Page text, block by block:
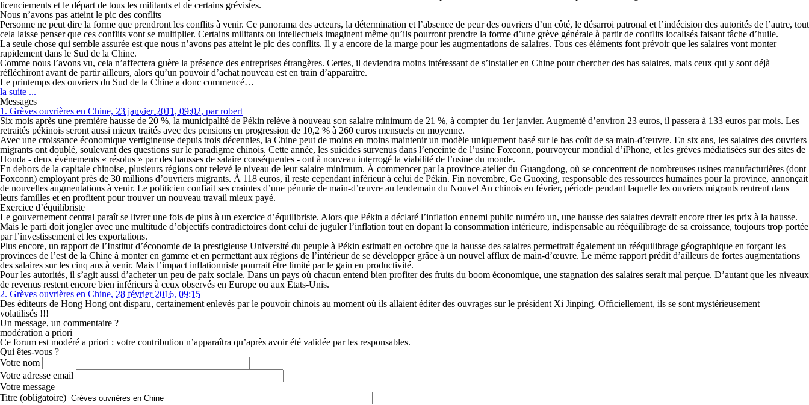
licenciements et le départ de tous les militants et de certains grévistes.
Nous n’avons pas atteint le pic des conflits
Personne ne peut dire la forme que prendront les conflits à venir. Ce panorama des acteurs, la détermination et l’absence de peur des ouvriers d’un côté, le désarroi patronal et l’indécision des autorités de l’autre, tout
cela laisse penser que ces conflits vont se multiplier. Certains militants ou intellectuels imaginent même qu’ils pourront prendre la forme d’une grève générale à partir de conflits localisés faisant tâche d’huile.
La seule chose qui semble assurée est que nous n’avons pas atteint le pic des conflits. Il y a encore de la marge pour les augmentations de salaires. Tous ces éléments font prévoir que les salaires vont monter
rapidement dans le Sud de la Chine.
Comme nous l’avons vu, cela n’affectera guère la présence des entreprises étrangères. Certes, il deviendra moins intéressant de s’installer en Chine pour chercher des bas salaires, mais ceux qui y sont déjà
réfléchiront avant de partir ailleurs, alors qu’un pouvoir d’achat nouveau est en train d’apparaître.
Le printemps des ouvriers du Sud de la Chine a donc commencé…
la suite ...
Messages
1. Grèves ouvrières en Chine, 23 janvier 2011, 09:02, parrobert
Six mois après une première hausse de 20 %, la municipalité de Pékin relève à nouveau son salaire minimum de 21 %, à compter du 1er janvier. Augmenté d’environ 23 euros, il passera à 133 euros par mois. Les
retraités pékinois seront aussi mieux traités avec des pensions en progression de 10,2 % à 260 euros mensuels en moyenne.
Avec une croissance économique vertigineuse depuis trois décennies, la Chine peut de moins en moins maintenir un modèle uniquement basé sur le bas coût de sa main-d’œuvre. En six ans, les salaires des ouvriers
migrants ont doublé, soulevant des questions sur le para­digme chinois. Cette année, les suicides survenus dans l’enceinte de l’usine Foxconn, pourvoyeur mondial d’iPhone, et les grèves médiatisées sur des sites de
Honda - deux événements « résolus » par des hausses de salaire conséquentes - ont à nouveau interrogé la viabilité de l’usine du monde.
En dehors de la capitale chinoise, plusieurs régions ont relevé le ­niveau de leur salaire minimum. À commencer par la province-atelier du Guangdong, où se concentrent de nombreuses usines ­manufacturières (dont
Foxconn) employant près de 30 millions d’ouvriers migrants. À 118 euros, il reste cependant inférieur à celui de Pékin. Fin novembre, Ge Guoxing, responsable des ressources humaines pour la province, annonçait
de nouvelles augmentations à venir. Le politicien confiait ses craintes d’une pénurie de main-d’œuvre au lendemain du Nouvel An chinois en février, période pendant laquelle les ouvriers migrants rentrent dans
leurs familles et en profitent pour trouver un nouveau travail mieux payé.
Exercice d’équilibriste
Le gouvernement central paraît se livrer une fois de plus à un exercice d’équilibriste. Alors que Pékin a déclaré l’inflation ennemi public numéro un, une hausse des salaires devrait encore tirer les prix à la hausse.
Mais le parti doit jongler avec une multi­tude d’objectifs contradictoires dont celui de juguler l’inflation tout en dopant la consommation intérieure, indispensable au rééquilibrage de sa croissance, toujours trop portée
par l’investissement et les exportations.
Plus encore, un rapport de l’Institut d’économie de la prestigieuse Université du peuple à Pékin estimait en octobre que la hausse des salaires permettrait également un rééquilibrage géographique en forçant les
provinces de l’est de la Chine à monter en gamme et en permettant aux régions de l’intérieur de se développer grâce à un nouvel afflux de main-d’œuvre. Le même rapport prédit d’ailleurs de fortes augmentations
des salaires sur les cinq ans à venir. Mais l’impact inflationniste pourrait être limité par le gain en productivité.
Pour les autorités, il s’agit aussi d’acheter un peu de paix sociale. Dans un pays où chacun entend bien profiter des fruits du boom économique, une stagnation des salaires serait mal perçue. D’autant que les niveaux
de revenus restent encore bien inférieurs à ceux observés en Europe ou aux États-Unis.
2. Grèves ouvrières en Chine, 28 février 2016, 09:15
Des éditeurs de Hong Hong ont disparu, certainement enlevés par le pouvoir chinois au moment où ils allaient éditer des ouvrages sur le président Xi Jinping. Officiellement, ils se sont mystérieusement
volatilisés !!!
Un message, un commentaire ?
modération a priori
Ce forum est modéré a priori : votre contribution n’apparaîtra qu’après avoir été validée par les responsables.
Qui êtes-vous ?
Votre nom
Votre adresse email
Votre message
Titre (obligatoire)